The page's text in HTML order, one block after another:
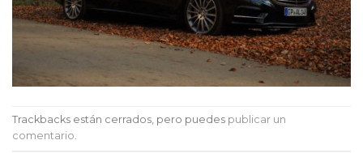
Trackbacks están cerrados, pero puedes publicar un
comentario.